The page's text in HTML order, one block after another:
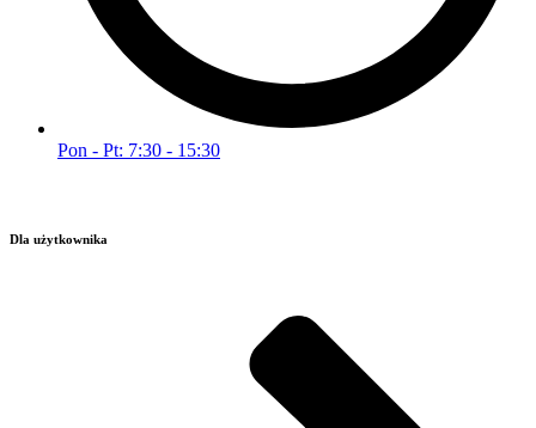
Pon - Pt: 7:30 - 15:30
Dla użytkownika